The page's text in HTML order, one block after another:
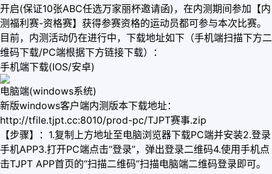
开启(保证10张ABC任选万家丽杯邀请函)，在内测期间参加【内
测福利赛-资格赛】获得参赛资格的运动员都可参与本次比赛。
目前，内测活动仍在进行中，下载地址如下（手机端扫描下方二
维码下载/PC端根据下方链接下载）：
手机端下载(IOS/安卓)
电脑端(windows系统)
新版windows客户端内测版本下载地址：
http://tfile.tjpt.cc:8010/prod-pc/TJPT赛事.zip
【步骤】：1.复制上方地址至电脑浏览器下载PC端并安装2.登录
手机APP3.打开PC端点击“登录”，弹出登录二维码4.使用手机点
击TJPT APP首页的“扫描二维码”扫描电脑端二维码登录即可。